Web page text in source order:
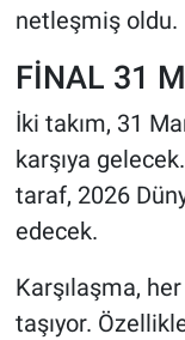
netleşmiş oldu.
FİNAL 31
İki takım, 31
karşıya
taraf, 2026
edecek.
Karşılaşma,
taşıyor.